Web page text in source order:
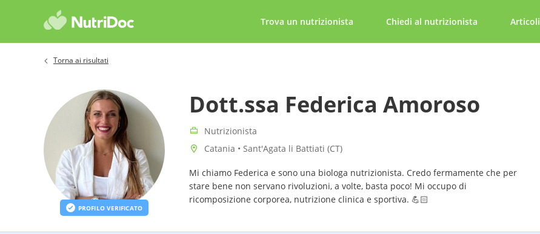
Trova un nutrizionista Chiedi al nutrizionista Articoli
Torna ai risultati
PROFILO VERIFICATO
Dott.ssa Federica Amoroso
Nutrizionista
Catania • Sant'Agata li Battiati (CT)
Mi chiamo Federica e sono una biologa nutrizionista. Credo fermamente che per
stare bene non servano rivoluzioni, a volte, basta poco! Mi occupo di
ricomposizione corporea, nutrizione clinica e sportiva. 💪🏻